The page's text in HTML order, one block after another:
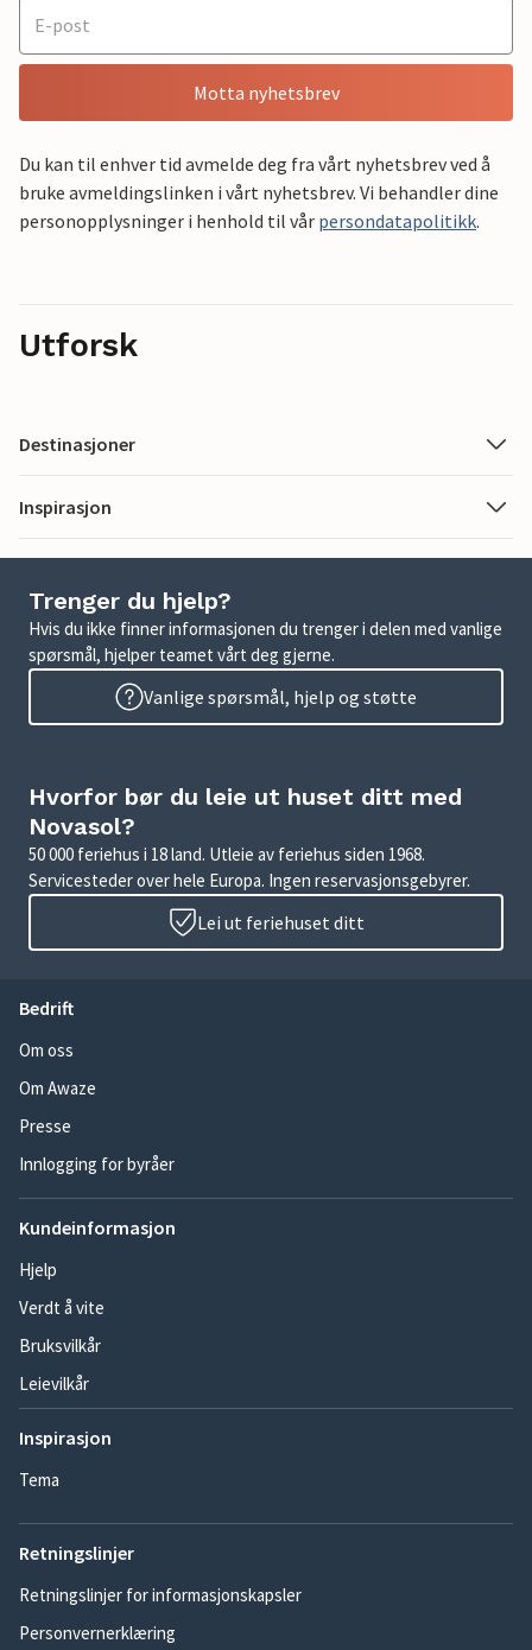
Motta nyhetsbrev
Du kan til enhver tid avmelde deg fra vårt nyhetsbrev ved å
bruke avmeldingslinken i vårt nyhetsbrev. Vi behandler dine
personopplysninger i henhold til vår persondatapolitikk.
Utforsk
Destinasjoner
Inspirasjon
Trenger du hjelp?
Hvis du ikke finner informasjonen du trenger i delen med vanlige
spørsmål, hjelper teamet vårt deg gjerne.
Vanlige spørsmål, hjelp og støtte
Hvorfor bør du leie ut huset ditt med
Novasol?
50 000 feriehus i 18 land. Utleie av feriehus siden 1968.
Servicesteder over hele Europa. Ingen reservasjonsgebyrer.
Lei ut feriehuset ditt
Bedrift
Om oss
Om Awaze
Presse
Innlogging for byråer
Kundeinformasjon
Hjelp
Verdt å vite
Bruksvilkår
Leievilkår
Inspirasjon
Tema
Retningslinjer
Retningslinjer for informasjonskapsler
Personvernerklæring